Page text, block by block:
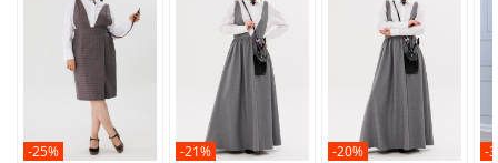
-25% -21% -20% -